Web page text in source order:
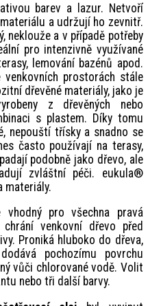
barev a lazur. Netvoří
a udržují ho zevnitř.
neklouže a v případě potřeby
pro intenzivně využívané
lemování bazénů apod.
venkovních prostorách stále
dřevěné materiály, jako je
z dřevěných nebo
s plastem. Díky tomu
nepouští třísky a snadno se
často používají na terasy,
podobně jako dřevo, ale
zvláštní péči. eukula®
materiály.
vhodný pro všechna pravá
venkovní dřevo před
Proniká hluboko do dřeva,
pochozímu povrchu
vůči chlorované vodě. Volit
nebo tři další barvy.